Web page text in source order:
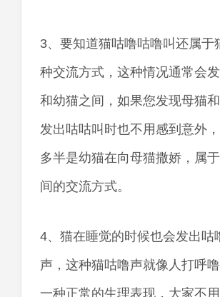
3、要知道猫咕噜咕噜叫还属于
种交流方式，这种情况通常会
和幼猫之间，如果您发现母猫
发出咕咕叫时也不用感到意外
多半是幼猫在向母猫撒娇，属
间的交流方式。
4、猫在睡觉的时候也会发出咕
声，这种猫咕噜声就像人打呼
一种正常的生理表现，大家不用